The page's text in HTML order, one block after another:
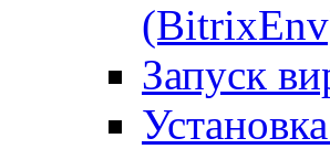
Запуск